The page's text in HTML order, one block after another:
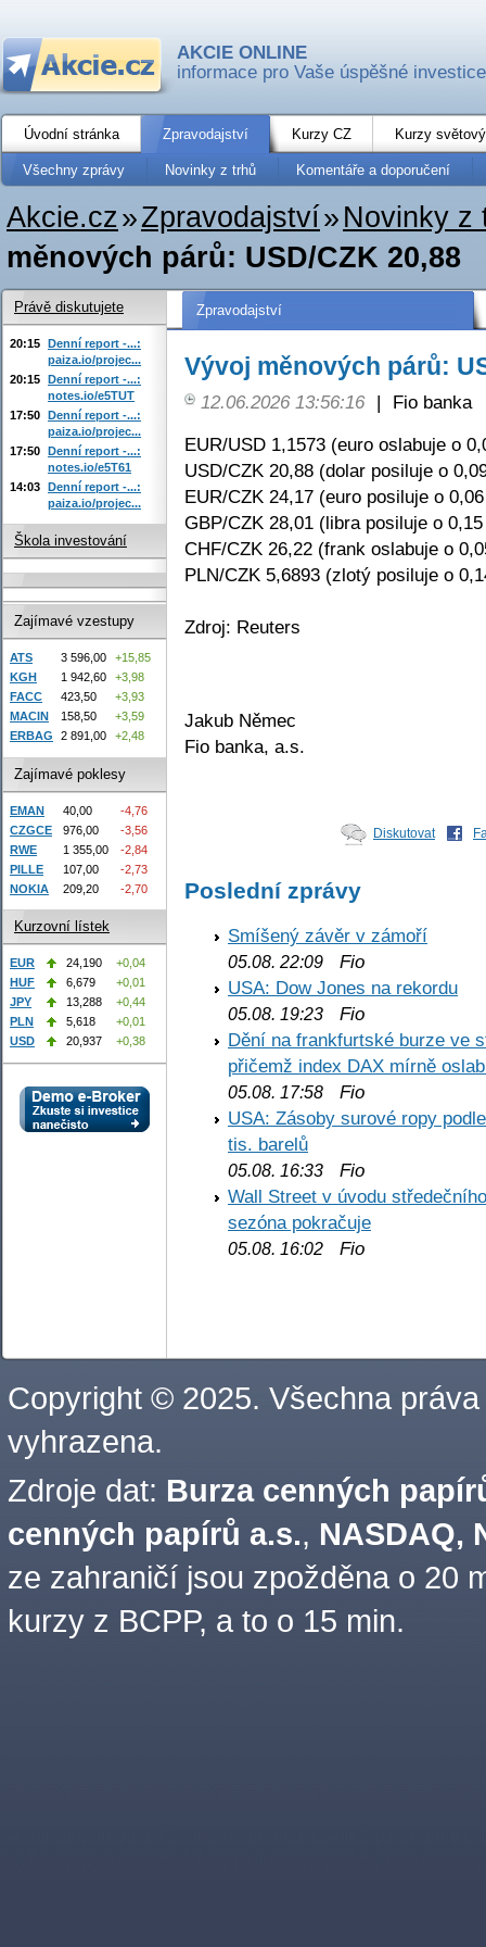
AKCIE ONLINE
informace pro Vaše úspěšné investice
Úvodní stránka Zpravodajství Kurzy CZ Kurzy
Všechny zprávy Novinky z trhů Komentáře a doporučení
Akcie.cz»Zpravodajství» Novinky z
měnových párů: USD/CZK 20,88
Zpravodajství
Vývoj měnových párů:
12.06.2026 13:56:16 |
Fio banka
EUR/USD 1,1573 (euro oslabuje o
USD/CZK 20,88 (dolar posiluje o
EUR/CZK 24,17 (euro posiluje o
GBP/CZK 28,01 (libra posiluje o
CHF/CZK 26,22 (frank oslabuje o
PLN/CZK 5,6893 (zlotý posiluje o
Zdroj: Reuters
Jakub Němec
Fio banka, a.s.
Diskutovat
Poslední zprávy
Smíšený závěr v zámoří
05.08. 22:09 Fio
USA: Dow Jones na rekordu
05.08. 19:23 Fio
Dění na frankfurtské burze ve
přičemž index DAX mírně
05.08. 17:58 Fio
USA: Zásoby surové ropy
tis. barelů
05.08. 16:33 Fio
Wall Street v úvodu
sezóna pokračuje
05.08. 16:02 Fio
Právě diskutujete
20:15 Denní report -...:
paiza.io/projec...
20:15 Denní report -...:
notes.io/e5TUT
17:50 Denní report -...:
paiza.io/projec...
17:50 Denní report -...:
notes.io/e5T61
14:03 Denní report -...:
paiza.io/projec...
Škola investování
Zajímavé vzestupy
ATS 3 596,00
+15,85
KGH
1 942,60
+3,98
FACC
423,50
+3,93
MACIN
158,50
+3,59
ERBAG
2 891,00 +2,48
Zajímavé poklesy
EMAN 40,00
-4,76
CZGCE
976,00
-3,56
RWE
1 355,00
-2,84
PILLE
107,00
-2,73
NOKIA
209,20 -2,70
Kurzovní lístek
EUR 24,190
+0,04
HUF
6,679
+0,01
JPY
13,288
+0,44
PLN
5,618
+0,01
USD
20,937 +0,38
Copyright © 2025. Všechna práva
vyhrazena.
Zdroje dat: Burza cenných
cenných papírů a.s., NASDAQ,
ze zahraničí jsou zpožděna o 20
kurzy z BCPP, a to o 15 min.